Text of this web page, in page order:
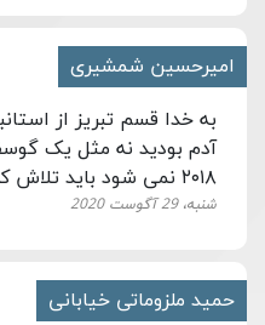
امیرحسین شمشیری
به خدا قسم تبریز از
آدم بودید نه مثل یک
۲۰۱۸ نمی شود باید تلاش کرد
شنبه، 29 آگوست 2020
حمید ملزوماتی خیابانی